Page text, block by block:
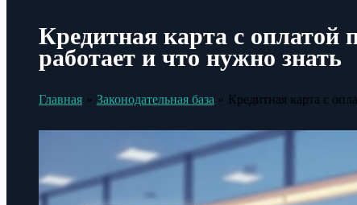
Кредитная карта с оплатой
работает и что нужно знать
Главная Законодательная база Кредитная карта с